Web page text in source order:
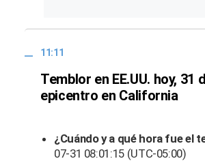
11:11
Temblor en EE.UU. hoy, 31
epicentro en California
¿Cuándo y a qué hora fue el
07-31 08:01:15 (UTC-05:00)